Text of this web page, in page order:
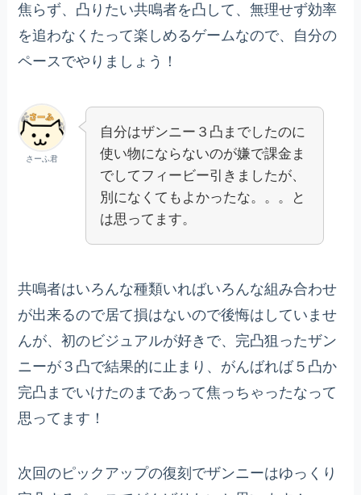
焦らず、凸りたい共鳴者を凸して、無理せず効率
を追わなくたって楽しめるゲームなので、自分の
ペースでやりましょう！
さーふ君
自分はザンニー３凸までしたのに
使い物にならないのが嫌で課金ま
でしてフィービー引きましたが、
別になくてもよかったな。。。と
は思ってます。
共鳴者はいろんな種類いればいろんな組み合わせ
が出来るので居て損はないので後悔はしていませ
んが、初のビジュアルが好きで、完凸狙ったザン
ニーが３凸で結果的に止まり、がんばれば５凸か
完凸までいけたのまであって焦っちゃったなって
思ってます！
次回のピックアップの復刻でザンニーはゆっくり